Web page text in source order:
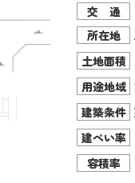
交 通
所在地
土地面積
用途地域
建築条件
建ぺい率
容積率